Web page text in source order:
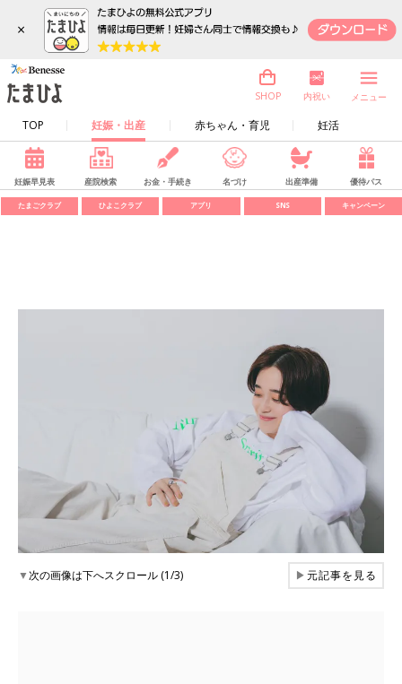
×
TOP 妊娠・出産 赤ちゃん・育児 妊活
SHOP 内祝い メニュー
妊娠早見表 産院検索 お金・手続き 名づけ 出産準備 優待パス
たまごクラブ ひよこクラブ アプリ SNS キャンペーン
▼次の画像は下へスクロール (1/3) ▶元記事を見る